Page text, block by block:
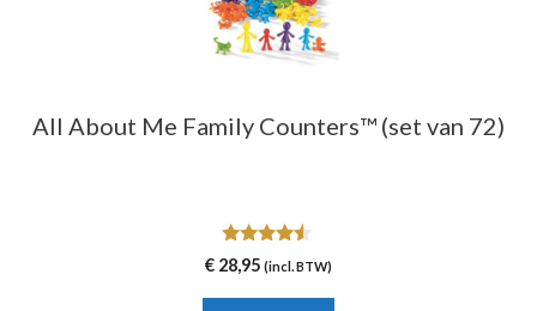
All About Me Family Counters™ (set van 72)
4.33
van 5
€ 28,95 (incl. BTW)